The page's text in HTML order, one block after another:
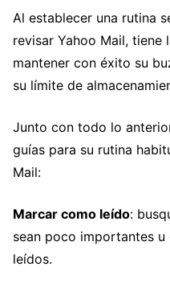
Al establecer una rutina
revisar Yahoo Mail, tiene
mantener con éxito su
su límite de
Junto con todo lo
guías para su rutina
Mail:
Marcar como leído:
sean poco importantes
leídos.